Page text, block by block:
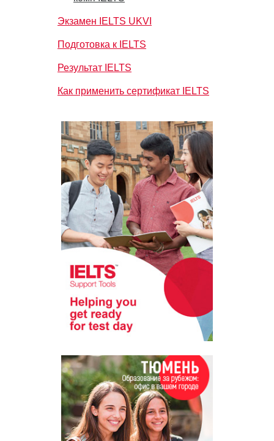
Экзамен IELTS UKVI
Подготовка к IELTS
Результат IELTS
Как применить сертификат IELTS